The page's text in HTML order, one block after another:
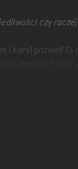
czy
i kary) pozwoli